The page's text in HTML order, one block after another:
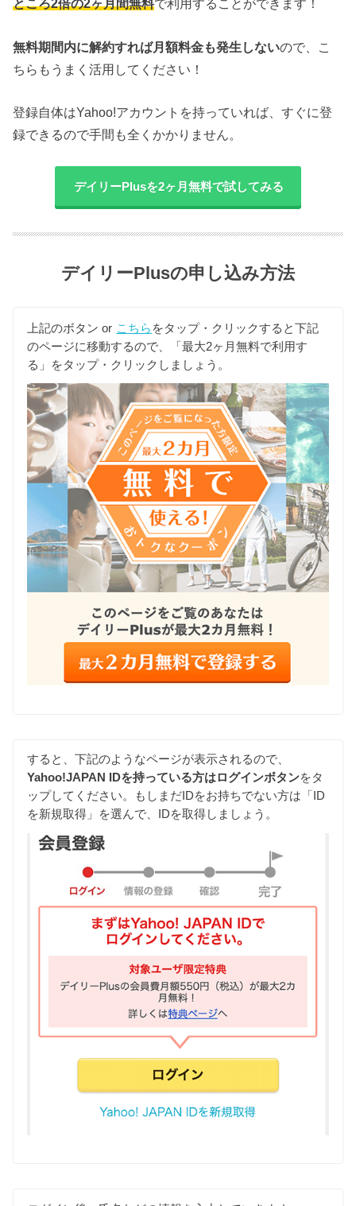
ところ2倍の2ヶ月間無料で利用することができます！
無料期間内に解約すれば月額料金も発生しないので、こ
ちらもうまく活用してください！
登録自体はYahoo!アカウントを持っていれば、すぐに登
録できるので手間も全くかかりません。
デイリーPlusを2ヶ月無料で試してみる
デイリーPlusの申し込み方法
上記のボタン or こちら をタップ・クリックすると下記
のページに移動するので、「最大2ヶ月無料で利用す
る」をタップ・クリックしましょう。
すると、下記のようなページが表示されるので、
Yahoo!JAPAN IDを持っている方はログインボタンをタ
ップしてください。もしまだIDをお持ちでない方は「ID
を新規取得」を選んで、IDを取得しましょう。